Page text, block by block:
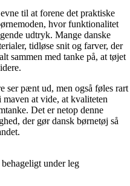
til at forene det praktiske
hvor funktionalitet
udtryk. Mange danske
tidløse snit og farver, der
sammen med tanke på, at tøjet
ser pænt ud, men også føles rart
at vide, at kvaliteten
Det er netop denne
der gør dansk børnetøj så
under leg